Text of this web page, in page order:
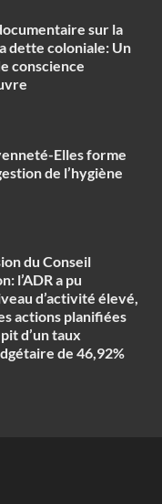
sur la
dette coloniale: Un
conscience
Elles forme
de l’hygiène
du Conseil
l’ADR a pu
d’activité élevé,
actions planifiées
d’un taux
de 46,92%